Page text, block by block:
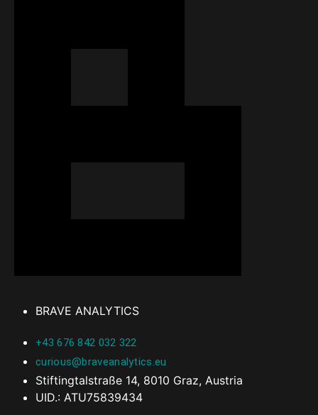
BRAVE ANALYTICS
+43 676 842 032 322
curious@braveanalytics.eu
Stiftingtalstraße 14, 8010 Graz, Austria
UID.: ATU75839434